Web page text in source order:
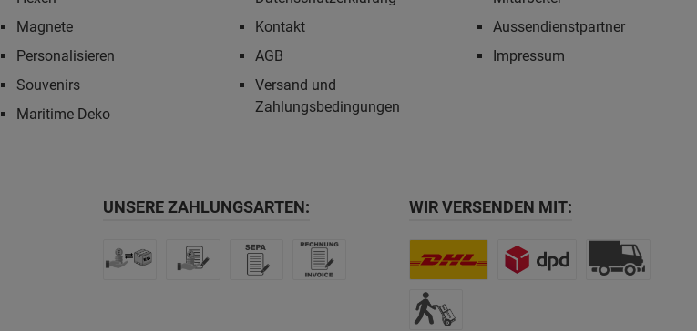
Magnete
Personalisieren
Souvenirs
Maritime Deko
Kontakt
AGB
Versand und
Zahlungsbedingungen
Aussendienstpartner
Impressum
UNSERE ZAHLUNGSARTEN: WIR VERSENDEN MIT: